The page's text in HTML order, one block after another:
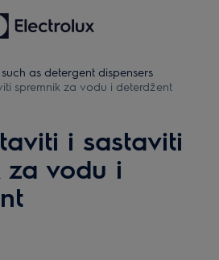
as detergent dispensers
spremnik za vodu i deterdžent
i sastaviti
za vodu i